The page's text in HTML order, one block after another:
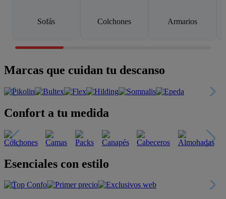
Sofás Colchones Armarios
Marcas que cuidan tu descanso
Confort a tu medida
Esenciales con estilo